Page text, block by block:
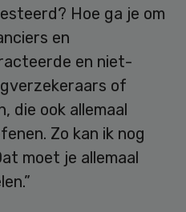
Hoe ga je om
en
en niet-
of
die ook allemaal
Zo kan ik nog
moet je allemaal